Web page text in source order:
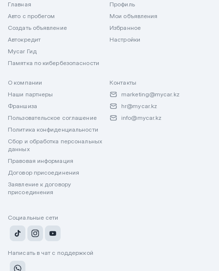
Главная
Авто с пробегом
Создать объявление
Автокредит
Mycar Гид
Памятка по кибербезопасности
Профиль
Мои объявления
Избранное
Настройки
О компании
Наши партнеры
Франшиза
Пользовательское соглашение
Политика конфиденциальности
Сбор и обработка персональных
данных
Правовая информация
Договор присоединения
Заявление к договору
присоединения
Контакты
marketing@mycar.kz
hr@mycar.kz
info@mycar.kz
Социальные сети
Написать в чат с поддержкой